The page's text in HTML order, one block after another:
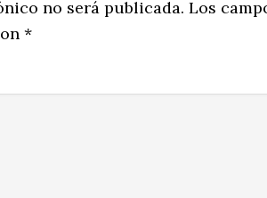
no será publicada. Los
*